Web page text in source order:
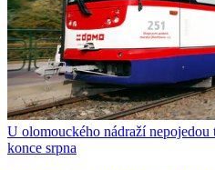
U olomouckého nádraží
konce srpna